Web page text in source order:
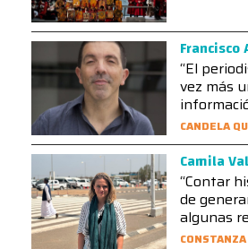
“El
vez más
CANDELA
Camila
“Contar
de
algunas